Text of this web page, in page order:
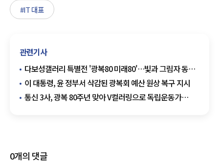
#IT 대표
관련기사
다보성갤러리 특별전 '광복80 미래80'…빛과 그림자 동시
조명
이 대통령, 윤 정부서 삭감된 광복회 예산 원상 복구 지시
통신 3사, 광복 80주년 맞아 V컬러링으로 독립운동가
0개의 댓글